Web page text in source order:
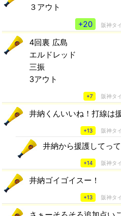
３アウト
+20
阪神タ
4回裏 広島
エルドレッド
三振
3アウト
+7 阪神タ
井納くんいいね！打線は
+13 阪神タ
井納から援護してっ
+14 阪神タ
井納ゴイゴイスー！
+13 阪神タ